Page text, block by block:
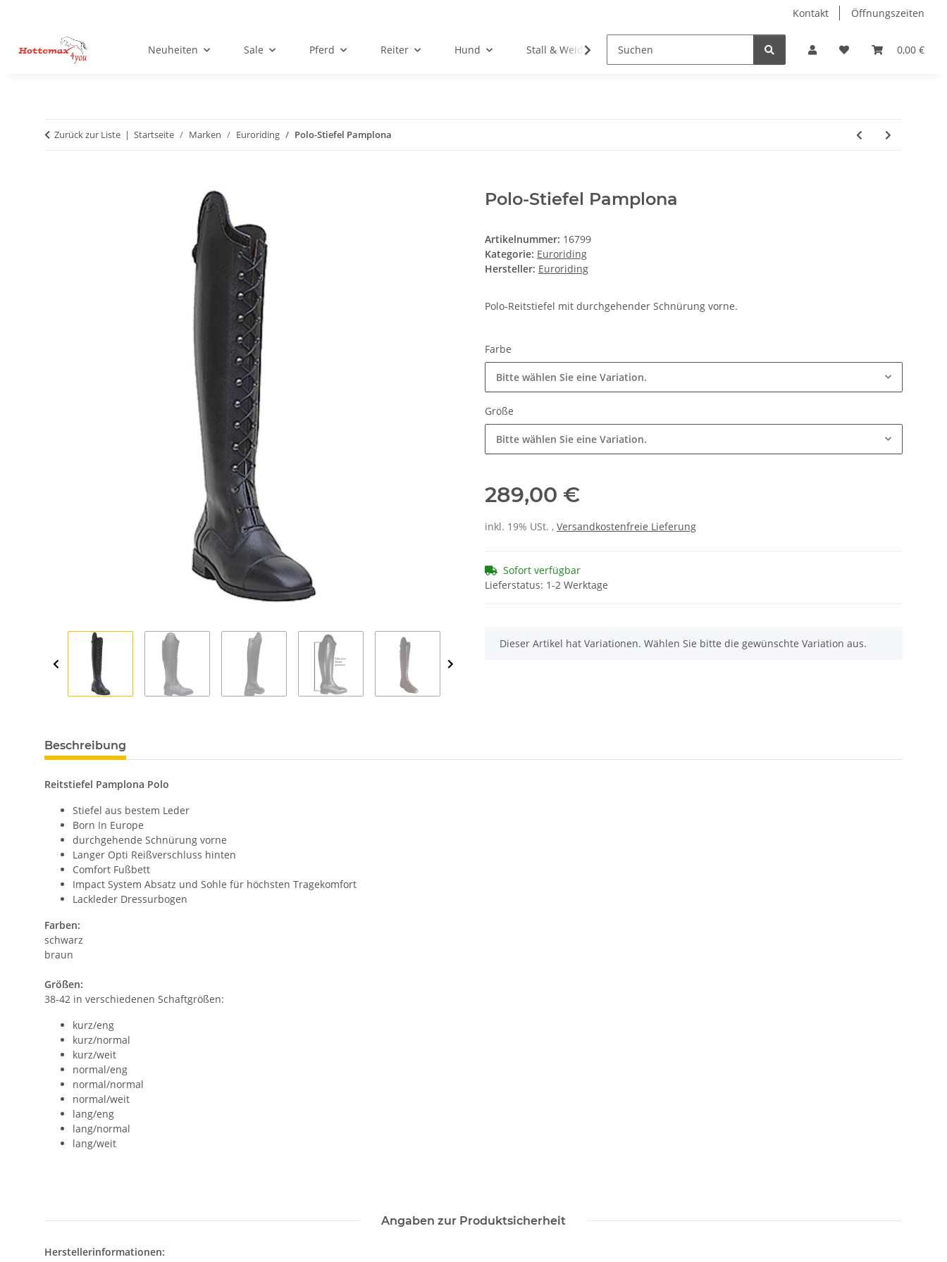
Kontakt Öffnungszeiten
0,00 €
Neuheiten Sale Pferd Reiter Hund Stall & Weide Hobby Horse Dienstleistungen Geschenkartikel &
Zurück zur Liste Startseite Marken Euroriding Polo-Stiefel Pamplona
Polo-Stiefel Pamplona
Artikelnummer: 16799
Kategorie: Euroriding
Hersteller: Euroriding
Polo-Reitstiefel mit durchgehender Schnürung vorne.
Farbe
Bitte wählen Sie eine Variation.
Größe
Bitte wählen Sie eine Variation.
289,00 €
inkl. 19% USt. , Versandkostenfreie Lieferung
Sofort verfügbar
Lieferstatus: 1-2 Werktage
x
Dieser Artikel hat Variationen. Wählen Sie bitte die gewünschte Variation aus.
Beschreibung
Reitstiefel Pamplona Polo
Stiefel aus bestem Leder
Born In Europe
durchgehende Schnürung vorne
Langer Opti Reißverschluss hinten
Comfort Fußbett
Impact System Absatz und Sohle für höchsten Tragekomfort
Lackleder Dressurbogen
Farben:
schwarz
braun
Größen:
38-42 in verschiedenen Schaftgrößen:
kurz/eng
kurz/normal
kurz/weit
normal/eng
normal/normal
normal/weit
lang/eng
lang/normal
lang/weit
Angaben zur Produktsicherheit
Herstellerinformationen: